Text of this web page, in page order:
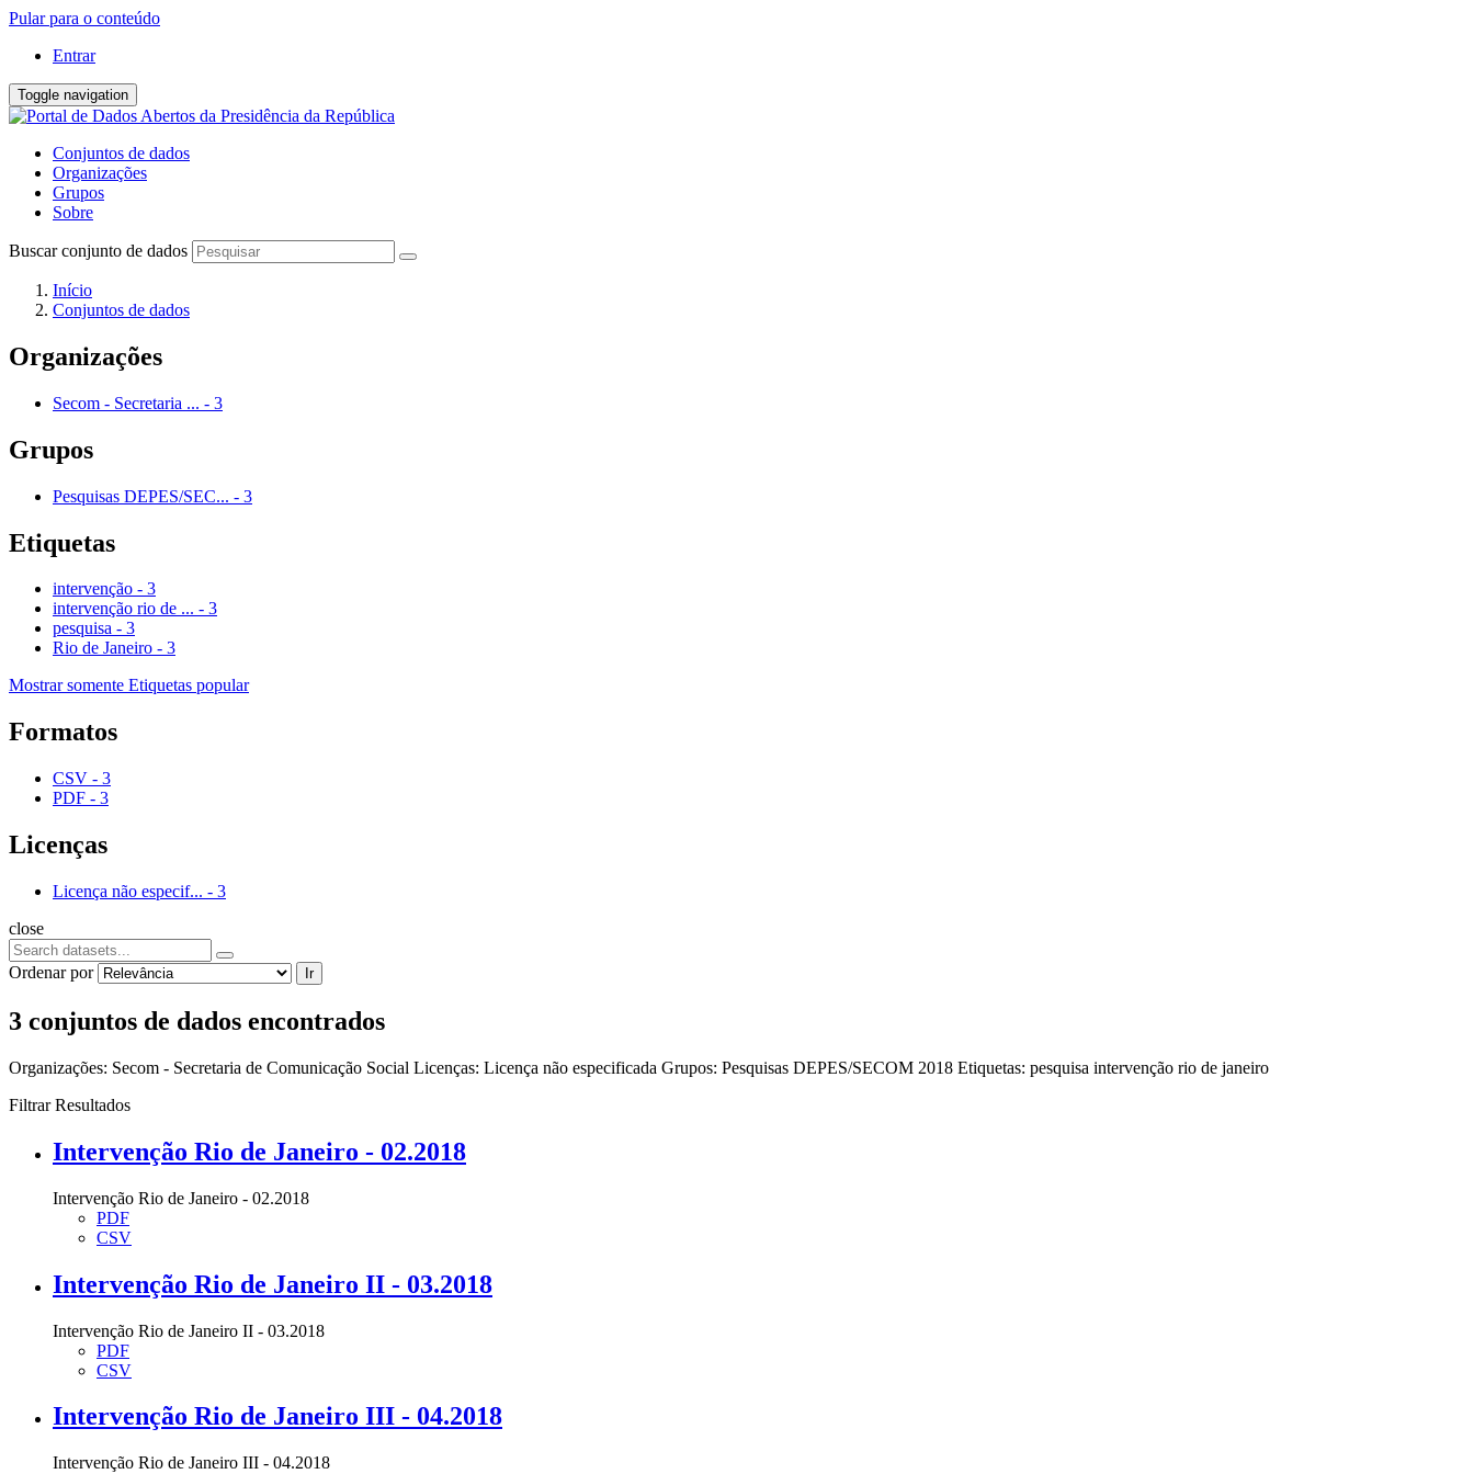
Pular para o conteúdo
Entrar
Toggle navigation
Conjuntos de dados
Organizações
Grupos
Sobre
Buscar conjunto de dados
Início
Conjuntos de dados
Organizações
Secom - Secretaria ... - 3
Grupos
Pesquisas DEPES/SEC... - 3
Etiquetas
intervenção - 3
intervenção rio de ... - 3
pesquisa - 3
Rio de Janeiro - 3
Mostrar somente Etiquetas popular
Formatos
CSV - 3
PDF - 3
Licenças
Licença não especif... - 3
close
Ordenar por Ir
3 conjuntos de dados encontrados
Organizações: Secom - Secretaria de Comunicação Social Licenças: Licença não especificada Grupos: Pesquisas DEPES/SECOM 2018 Etiquetas: pesquisa intervenção rio de janeiro
Filtrar Resultados
Intervenção Rio de Janeiro - 02.2018
Intervenção Rio de Janeiro - 02.2018
PDF
CSV
Intervenção Rio de Janeiro II - 03.2018
Intervenção Rio de Janeiro II - 03.2018
PDF
CSV
Intervenção Rio de Janeiro III - 04.2018
Intervenção Rio de Janeiro III - 04.2018